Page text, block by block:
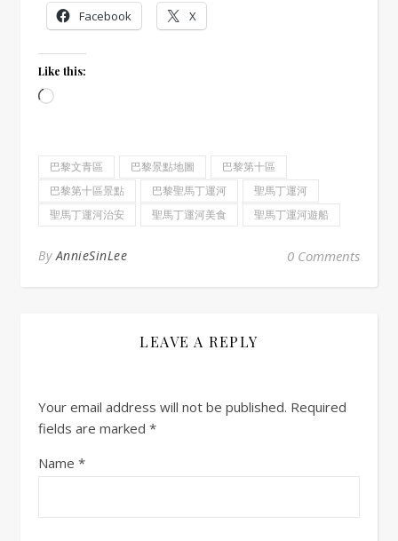
Facebook X
Like this:
Loading…
巴黎文青區 巴黎景點地圖
巴黎第十區
巴黎第十區景點
巴黎聖馬丁運河
聖馬丁運河
聖馬丁運河治安
聖馬丁運河美食 聖馬丁運河遊船
ByAnnieSinLee 0 Comments
LEAVE A REPLY
Your email address will not be published. Required
fields are marked *
Name *